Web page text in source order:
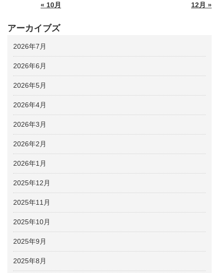
« 10月 12月 »
アーカイブズ
2026年7月
2026年6月
2026年5月
2026年4月
2026年3月
2026年2月
2026年1月
2025年12月
2025年11月
2025年10月
2025年9月
2025年8月